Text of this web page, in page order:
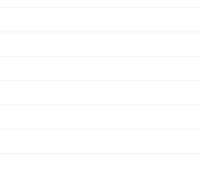
jungimaisi iš įvykio vietų.
jungimaisi iš įvykio vietų.
jungimaisi iš įvykio vietų.
jungimaisi iš įvykio vietų.
jungimaisi iš įvykio vietų.